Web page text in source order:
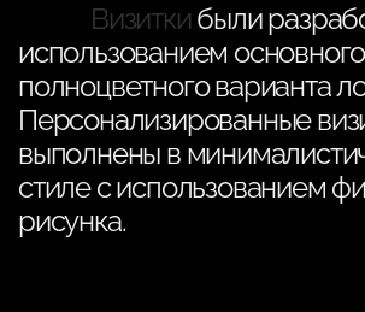
Визитки были
использованием основного
полноцветного варианта
Персонализированные
выполнены в
стиле с использованием
рисунка.